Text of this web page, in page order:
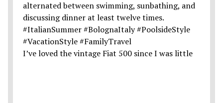
I’ve loved the vintage Fiat 500 since I was little